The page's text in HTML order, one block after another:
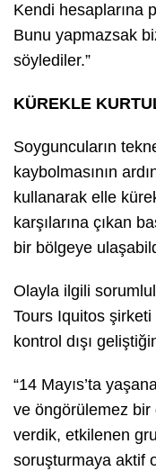
Kendi hesaplarına
Bunu yapmazsak
söylediler.”
KÜREKLE
Soyguncuların
kaybolmasının
kullanarak elle
karşılarına çıkan
bir bölgeye
Olayla ilgili
Tours Iquitos şirketi
kontrol dışı
“14 Mayıs’ta
ve öngörülemez bir
verdik, etkilenen
soruşturmaya aktif